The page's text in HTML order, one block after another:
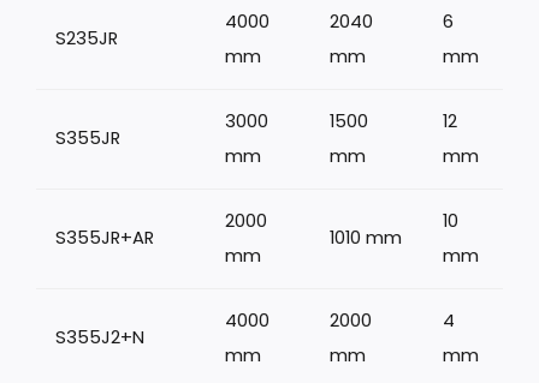
S235JR
4000
mm
2040
mm
6
mm
S355JR
3000
mm
1500
mm
12
mm
S355JR+AR
2000
mm
1010 mm
10
mm
S355J2+N
4000
mm
2000
mm
4
mm